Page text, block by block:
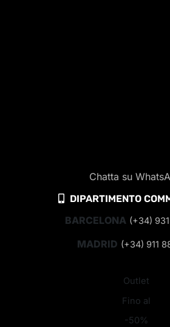
Chatta su
DIPARTIMENTO
BARCELONA (+34)
MADRID (+34) 911
Outlet
Fino al
-50%